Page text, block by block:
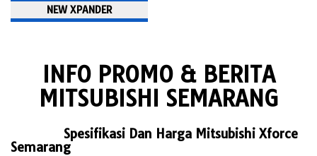
NEW XPANDER
INFO PROMO & BERITA
MITSUBISHI SEMARANG
Spesifikasi Dan Harga Mitsubishi Xforce
Semarang